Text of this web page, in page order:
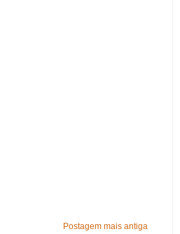
Postagem mais antiga